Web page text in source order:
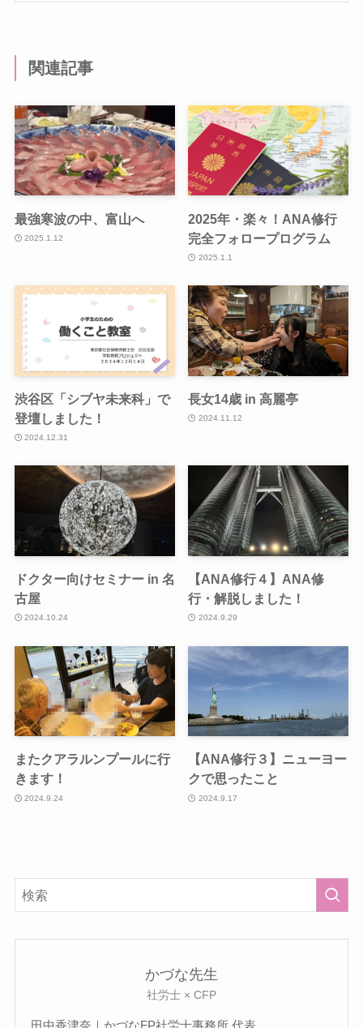
関連記事
最強寒波の中、富山へ
2025.1.12
2025年・楽々！ANA修行
完全フォロープログラム
2025.1.1
渋谷区「シブヤ未来科」で
登壇しました！
2024.12.31
長女14歳 in 高麗亭
2024.11.12
ドクター向けセミナー in 名
古屋
2024.10.24
【ANA修行４】ANA修
行・解脱しました！
2024.9.29
またクアラルンプールに行
きます！
2024.9.24
【ANA修行３】ニューヨー
クで思ったこと
2024.9.17
かづな先生
社労士 × CFP
田中香津奈｜かづなFP社労士事務所 代表